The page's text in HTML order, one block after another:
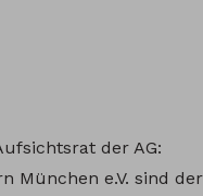
der AG:
München e.V. sind der